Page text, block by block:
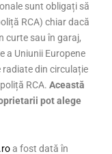
sunt obligați să
RCA) chiar dacă
curte sau în garaj,
a Uniunii Europene
radiate din circulație
RCA.Această
pot alege
a fost dată în